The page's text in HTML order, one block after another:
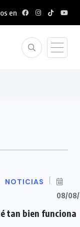
en
NOTICIAS
08/
tan bien funciona